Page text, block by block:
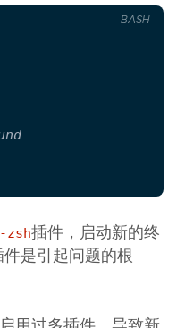
BASH
zsh插件，启动新的终
是引起问题的根